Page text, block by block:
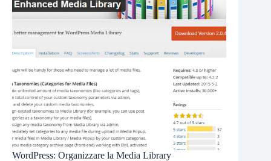
WordPress: Organizzare la Media Library